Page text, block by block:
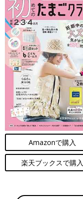
Amazonで購入
楽天ブックスで購入